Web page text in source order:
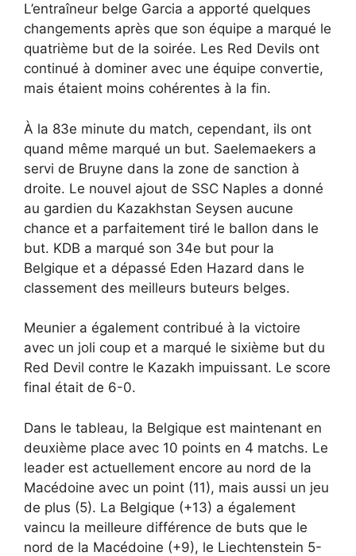
L’entraîneur belge Garcia a apporté quelques
changements après que son équipe a marqué le
quatrième but de la soirée. Les Red Devils ont
continué à dominer avec une équipe convertie,
mais étaient moins cohérentes à la fin.
À la 83e minute du match, cependant, ils ont
quand même marqué un but. Saelemaekers a
servi de Bruyne dans la zone de sanction à
droite. Le nouvel ajout de SSC Naples a donné
au gardien du Kazakhstan Seysen aucune
chance et a parfaitement tiré le ballon dans le
but. KDB a marqué son 34e but pour la
Belgique et a dépassé Eden Hazard dans le
classement des meilleurs buteurs belges.
Meunier a également contribué à la victoire
avec un joli coup et a marqué le sixième but du
Red Devil contre le Kazakh impuissant. Le score
final était de 6-0.
Dans le tableau, la Belgique est maintenant en
deuxième place avec 10 points en 4 matchs. Le
leader est actuellement encore au nord de la
Macédoine avec un point (11), mais aussi un jeu
de plus (5). La Belgique (+13) a également
vaincu la meilleure différence de buts que le
nord de la Macédoine (+9), le Liechtenstein 5-